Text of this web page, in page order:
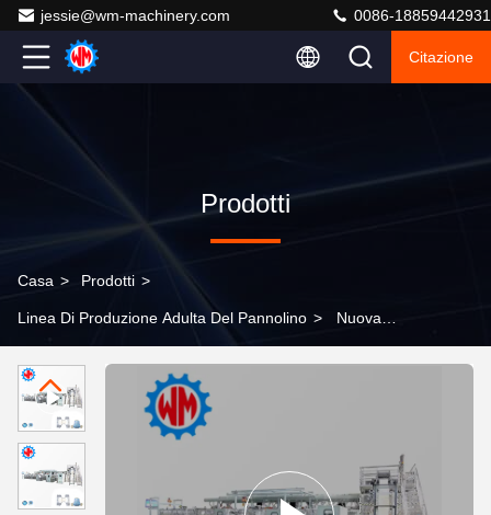
jessie@wm-machinery.com 0086-18859442931
Citazione
Prodotti
Casa > Prodotti >
Linea Di Produzione Adulta Del Pannolino > Nuova
pannolini per adulti Tipo 2026